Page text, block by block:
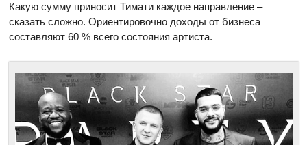
Какую сумму приносит Тимати каждое направление –
сказать сложно. Ориентировочно доходы от бизнеса
составляют 60 % всего состояния артиста.